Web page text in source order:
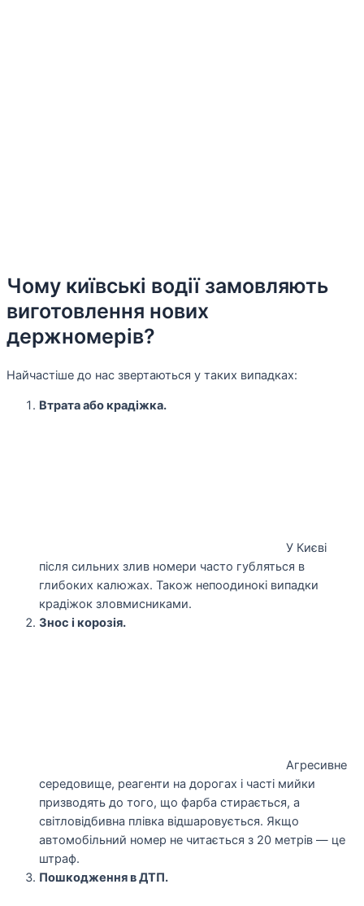
Чому київські водії замовляють
виготовлення нових
держномерів?
Найчастіше до нас звертаються у таких випадках:
Втрата або крадіжка.
У Києві
після сильних злив номери часто губляться в
глибоких калюжах. Також непоодинокі випадки
крадіжок зловмисниками.
Знос і корозія.
Агресивне
середовище, реагенти на дорогах і часті мийки
призводять до того, що фарба стирається, а
світловідбивна плівка відшаровується. Якщо
автомобільний номер не читається з 20 метрів — це
штраф.
Пошкодження в ДТП.